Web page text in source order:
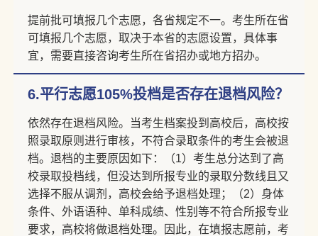
提前批可填报几个志愿，各省规定不一。考生所在省
可填报几个志愿，取决于本省的志愿设置，具体事
宜，需要直接咨询考生所在省招办或地方招办。
6.平行志愿105%投档是否存在退档风险？
依然存在退档风险。当考生档案投到高校后，高校按
照录取原则进行审核，不符合录取条件的考生会被退
档。退档的主要原因如下：（1）考生总分达到了高
校录取投档线，但没达到所报专业的录取分数线且又
选择不服从调剂，高校会给予退档处理；（2）身体
条件、外语语种、单科成绩、性别等不符合所报专业
要求，高校将做退档处理。因此，在填报志愿前，考